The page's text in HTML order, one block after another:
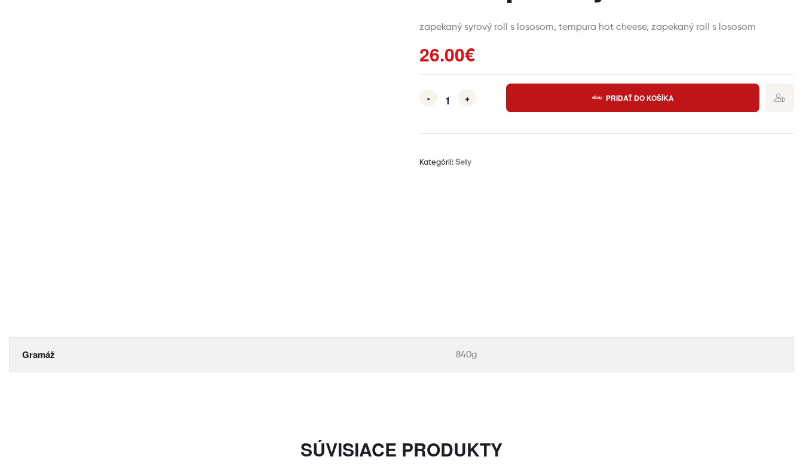
zapekaný syrový roll s lososom, tempura hot cheese, zapekaný roll s lososom
26.00€
- + PRIDAŤ DO KOŠÍKA
Kategórií: Sety
Gramáž 840g
SÚVISIACE PRODUKTY